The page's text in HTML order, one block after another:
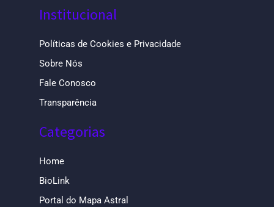
Institucional
Políticas de Cookies e Privacidade
Sobre Nós
Fale Conosco
Transparência
Categorias
Home
BioLink
Portal do Mapa Astral